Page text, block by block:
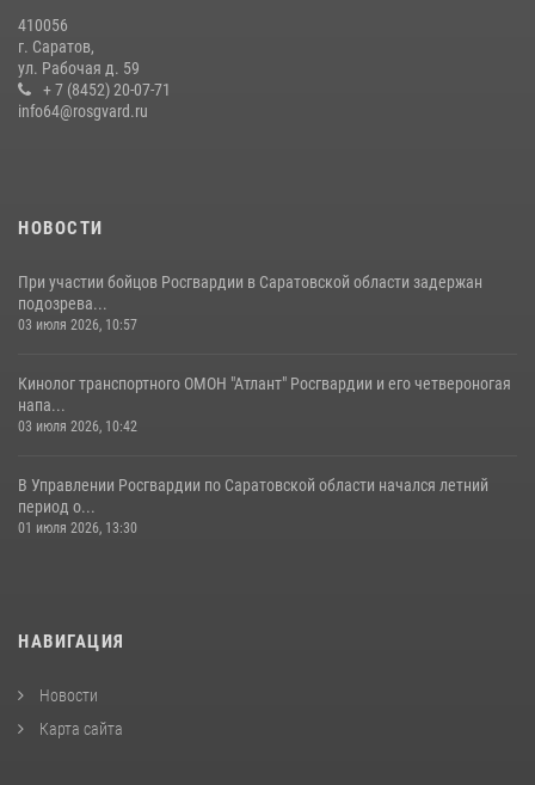
Росгвардии состоялся праздничный молебен, посвященный Дню
Крещения Руси
28 июля 2026, 13:25
05 августа 2026, 12:55
410056
г. Саратов,
ул. Рабочая д. 59
+ 7 (8452) 20-07-71
info64@rosgvard.ru
НОВОСТИ
При участии бойцов Росгвардии в Саратовской области задержан
подозрева...
03 июля 2026, 10:57
Кинолог транспортного ОМОН "Атлант" Росгвардии и его четвероногая
напа...
03 июля 2026, 10:42
В Управлении Росгвардии по Саратовской области начался летний
период о...
01 июля 2026, 13:30
НАВИГАЦИЯ
Новости
Карта сайта